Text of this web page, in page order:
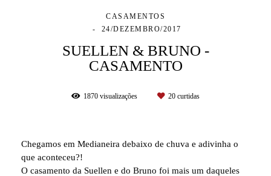
CASAMENTOS
24/DEZEMBRO/2017
SUELLEN & BRUNO -
CASAMENTO
1870 visualizações 20 curtidas
Chegamos em Medianeira debaixo de chuva e adivinha o
que aconteceu?!
O casamento da Suellen e do Bruno foi mais um daqueles